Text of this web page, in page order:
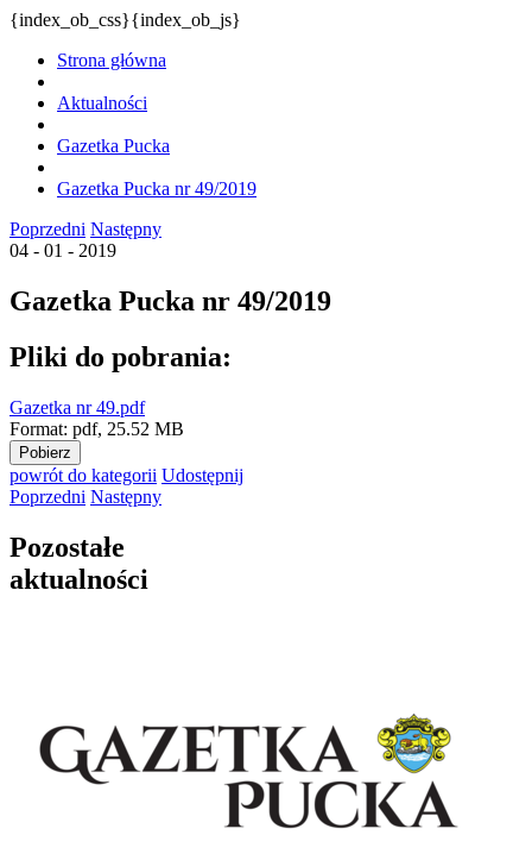
{index_ob_css}{index_ob_js}
Strona główna
Aktualności
Gazetka Pucka
Gazetka Pucka nr 49/2019
Poprzedni Następny
04 - 01 - 2019
Gazetka Pucka nr 49/2019
Pliki do pobrania:
Gazetka nr 49.pdf
Format: pdf, 25.52 MB
Pobierz
powrót do kategorii Udostępnij
Poprzedni Następny
Pozostałe
aktualności